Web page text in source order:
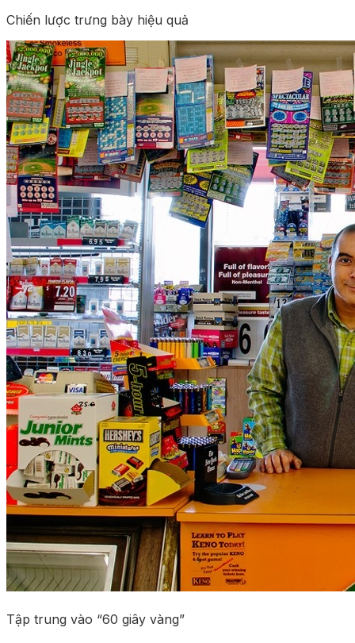
Chiến lược trưng bày hiệu quả
Tập trung vào “60 giây vàng”